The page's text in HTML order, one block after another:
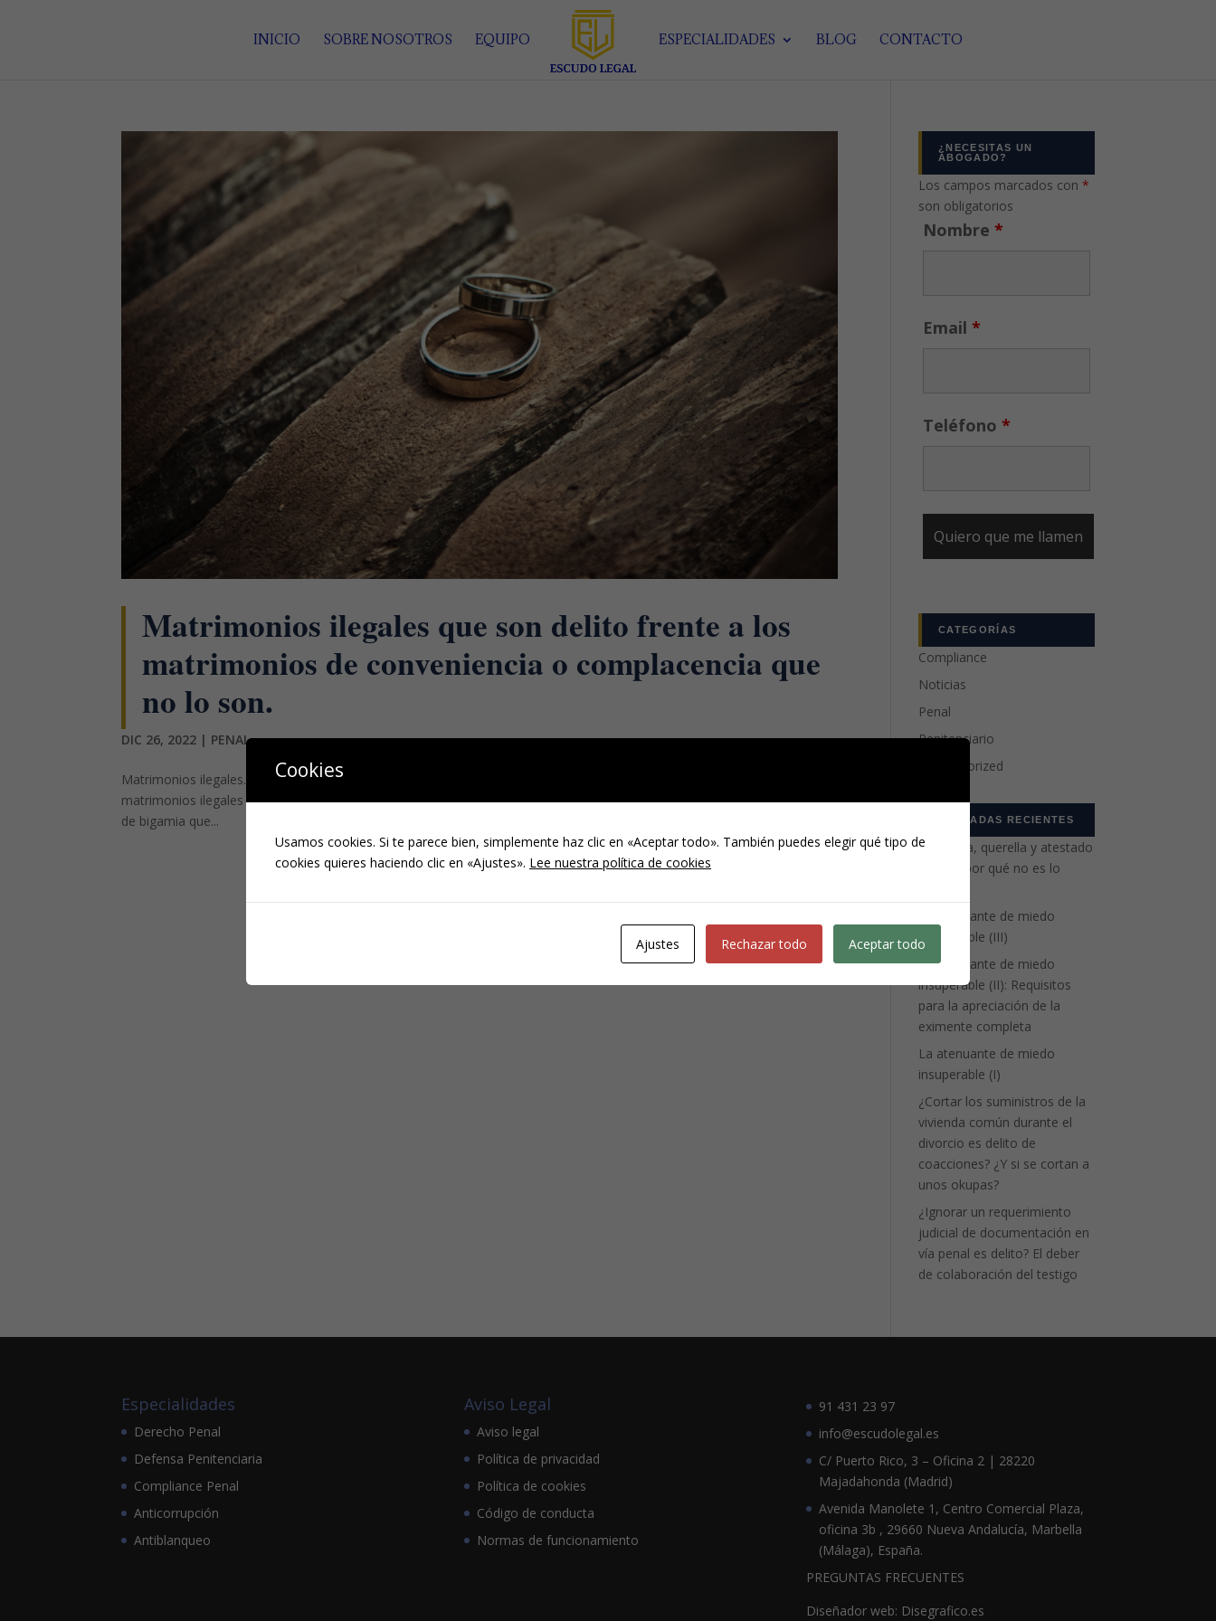
INICIO SOBRE NOSOTROS EQUIPO ESPECIALIDADES BLOG CONTACTO
Matrimonios ilegales que son delito frente a los
matrimonios de conveniencia o complacencia que
no lo son.
DIC 26, 2022 | PENAL
Matrimonios ilegales. Forman parte de los delitos contra las relaciones familiares del Título XII del Código Penal (CP), los
matrimonios ilegales que se regulan en el primer capítulo, y dentro de los matrimonios ilegales se encuentran: – El delito
de bigamia que...
¿NECESITAS UN
ABOGADO?
Los campos marcados con*
son obligatorios
Nombre*
Email*
Teléfono*
CATEGORÍAS
Compliance
Noticias
Penal
Penitenciario
Uncategorized
ENTRADAS RECIENTES
Denuncia, querella y atestado
policial: por qué no es lo
La atenuante de miedo
insuperable (III)
La atenuante de miedo
insuperable (II): Requisitos
para la apreciación de la
eximente completa
La atenuante de miedo
insuperable (I)
¿Cortar los suministros de la
vivienda común durante el
divorcio es delito de
coacciones? ¿Y si se cortan a
unos okupas?
¿Ignorar un requerimiento
judicial de documentación en
vía penal es delito? El deber
de colaboración del testigo
Especialidades
Derecho Penal
Defensa Penitenciaria
Compliance Penal
Anticorrupción
Antiblanqueo
Aviso Legal
Aviso legal
Política de privacidad
Política de cookies
Código de conducta
Normas de funcionamiento
91 431 23 97
info@escudolegal.es
C/ Puerto Rico, 3 – Oficina 2 | 28220
Majadahonda (Madrid)
Avenida Manolete 1, Centro Comercial Plaza,
oficina 3b , 29660 Nueva Andalucía, Marbella
(Málaga), España.
PREGUNTAS FRECUENTES
Diseñador web: Disegrafico.es
Cookies
Usamos cookies. Si te parece bien, simplemente haz clic en «Aceptar todo». También puedes elegir qué tipo de
cookies quieres haciendo clic en «Ajustes». Lee nuestra política de cookies
Ajustes Rechazar todo Aceptar todo